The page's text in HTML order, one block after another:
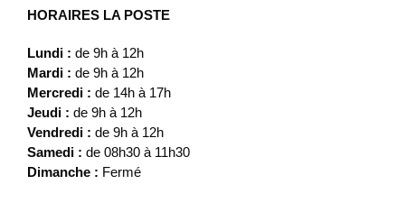
HORAIRES LA POSTE
Lundi : de 9h à 12h
Mardi : de 9h à 12h
Mercredi : de 14h à 17h
Jeudi : de 9h à 12h
Vendredi : de 9h à 12h
Samedi : de 08h30 à 11h30
Dimanche : Fermé